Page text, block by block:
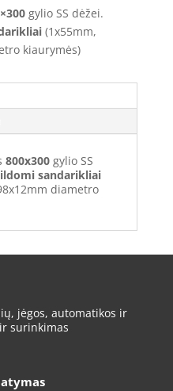
gylio SS dėžei.
(1x55mm,
kiaurymės)
800x300gylio SS
sandarikliai
diametro
jėgos, automatikos ir
surinkimas